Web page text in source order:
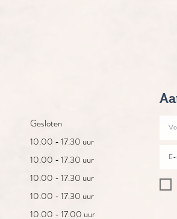
Gesloten
10.00 - 17.30 uur
10.00 - 17.30 uur
10.00 - 17.30 uur
10.00 - 17.30 uur
10.00 - 17.00 uur